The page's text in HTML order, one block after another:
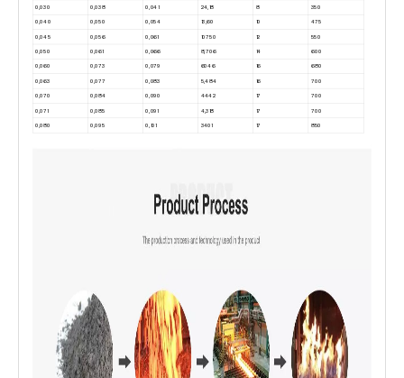
0,030 0,038 0,041 24,18 8
350
0,040
0,050 0,054 13,60 10
475
0,045
0,056 0,061 10750 12 550
0,050 0,061 0,066 8,706 14
600
0,060
0,073 0,079 6046 16
680
0,063
0,077 0,083 5,484 16
700
0,070
0,084 0,090 4442 17
700
0,071
0,085 0,091 4,318 17
700
0,080
0,095 0,101 3401 17 850